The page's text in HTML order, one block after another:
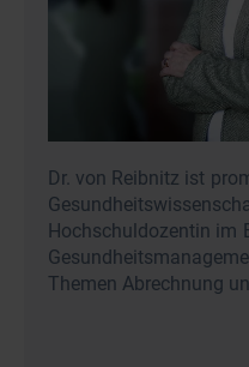
Dr. von Reibnitz ist
Hochschuldozentin im
Themen Abrechnung